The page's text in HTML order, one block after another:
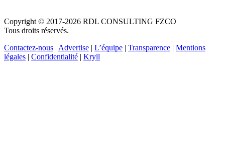
Copyright © 2017-2026 RDL CONSULTING FZCO
Tous droits réservés.
Contactez-nous | Advertise | L’équipe | Transparence | Mentions
légales | Confidentialité | Kryll